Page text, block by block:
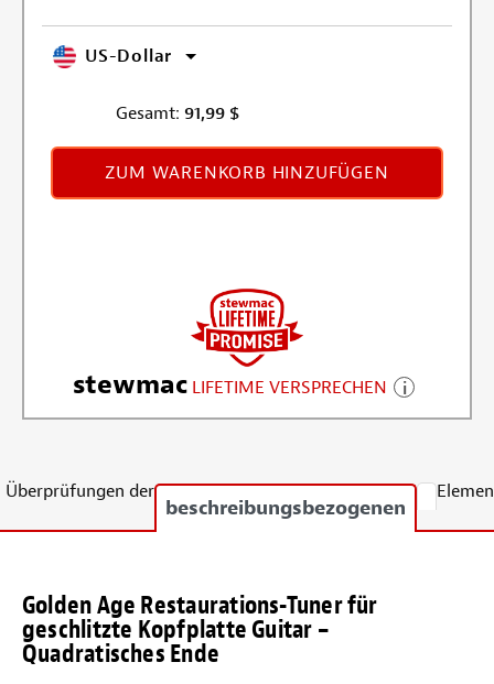
US-Dollar
Gesamt: 91,99 $
ZUM WARENKORB HINZUFÜGEN
stewmac LIFETIME VERSPRECHEN
Überprüfungen der
beschreibungsbezogenen
Golden Age Restaurations-Tuner für
geschlitzte Kopfplatte Guitar –
Quadratisches Ende